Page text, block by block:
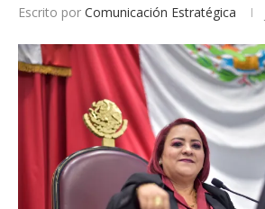
Escrito por Comunicación Estratégica